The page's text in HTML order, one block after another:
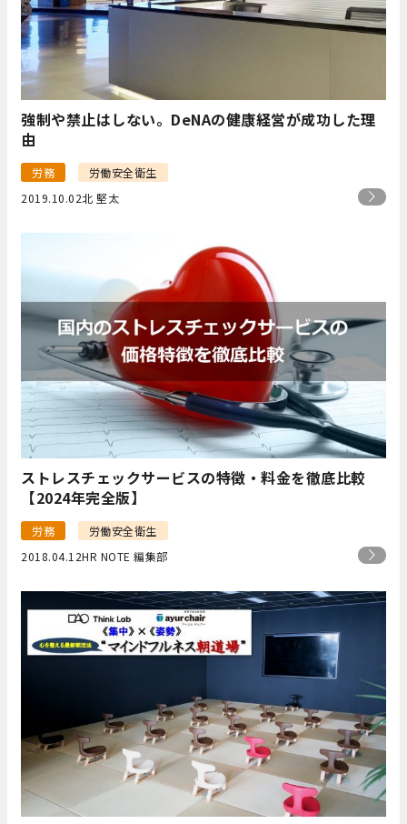
強制や禁止はしない。DeNAの健康経営が成功した理
由
労務
労働安全衛生
2019.10.02北 堅太
ストレスチェックサービスの特徴・料金を徹底比較
【2024年完全版】
労務
労働安全衛生
2018.04.12HR NOTE 編集部